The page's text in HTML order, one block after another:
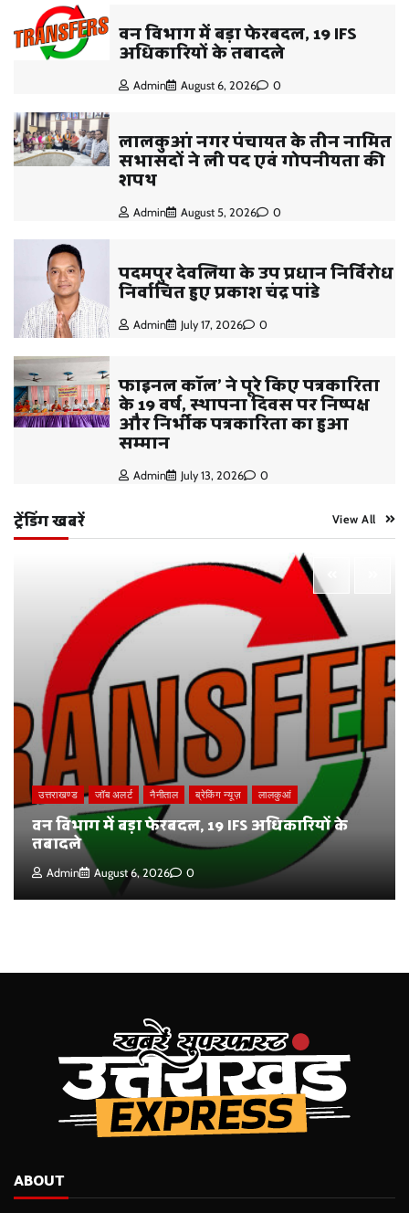
वन विभाग में बड़ा फेरबदल, 19 IFS
अधिकारियों के तबादले
Admin August 6, 2026 0
लालकुआं नगर पंचायत के तीन नामित
सभासदों ने ली पद एवं गोपनीयता की
शपथ
Admin August 5, 2026 0
पदमपुर देवलिया के उप प्रधान निर्विरोध
निर्वाचित हुए प्रकाश चंद्र पांडे
Admin July 17, 2026 0
फाइनल कॉल’ ने पूरे किए पत्रकारिता
के 19 वर्ष, स्थापना दिवस पर निष्पक्ष
और निर्भीक पत्रकारिता का हुआ
सम्मान
Admin July 13, 2026 0
ट्रेंडिंग खबरें View All
उत्तराखण्ड जॉब अलर्ट नैनीताल ब्रेकिंग न्यूज़ लालकुआं
वन विभाग में बड़ा फेरबदल, 19 IFS अधिकारियों के
तबादले
Admin August 6, 2026 0
ABOUT